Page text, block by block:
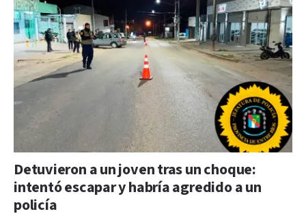
Detuvieron a un joven tras un choque:
intentó escapar y habría agredido a un
policía